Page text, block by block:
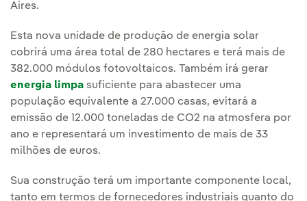
Aires.
Esta nova unidade de produção de energia solar
cobrirá uma área total de 280 hectares e terá mais de
382.000 módulos fotovoltaicos. Também irá gerar
energia limpa suficiente para abastecer uma
população equivalente a 27.000 casas, evitará a
emissão de 12.000 toneladas de CO2 na atmosfera por
ano e representará um investimento de mais de 33
milhões de euros.
Sua construção terá um importante componente local,
tanto em termos de fornecedores industriais quanto do